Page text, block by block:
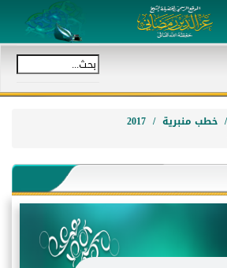
خطب منبرية 2017